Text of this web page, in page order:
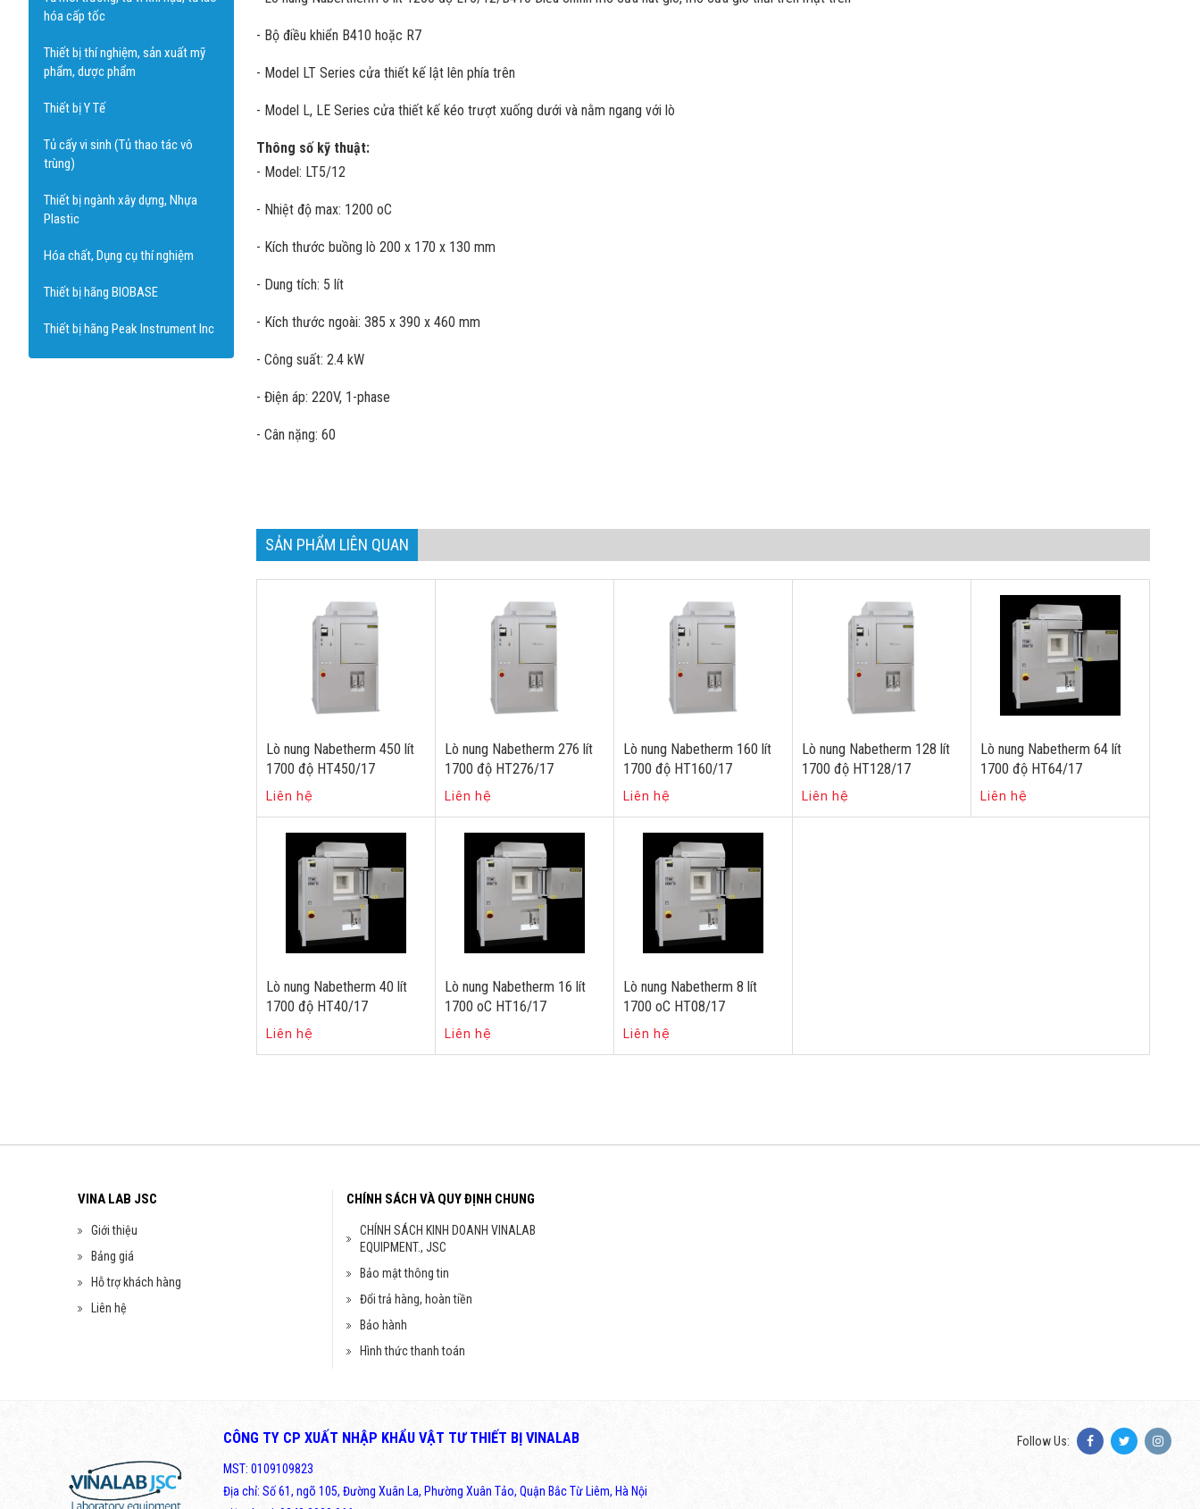
hóa cấp tốc
Thiết bị thí nghiệm, sản xuất mỹ
phẩm, dược phẩm
Thiết bị Y Tế
Tủ cấy vi sinh (Tủ thao tác vô
trùng)
Thiết bị ngành xây dựng, Nhựa
Plastic
Hóa chất, Dụng cụ thí nghiệm
Thiết bị hãng BIOBASE
Thiết bị hãng Peak Instrument Inc
- Bộ điều khiển B410 hoặc R7
- Model LT Series cửa thiết kế lật lên phía trên
- Model L, LE Series cửa thiết kế kéo trượt xuống dưới và nằm ngang với lò
Thông số kỹ thuật:
- Model: LT5/12
- Nhiệt độ max: 1200 oC
- Kích thước buồng lò 200 x 170 x 130 mm
- Dung tích: 5 lít
- Kích thước ngoài: 385 x 390 x 460 mm
- Công suất: 2.4 kW
- Điện áp: 220V, 1-phase
- Cân nặng: 60
SẢN PHẨM LIÊN QUAN
Lò nung Nabetherm 450 lít
1700 độ HT450/17
Liên hệ
Lò nung Nabetherm 276 lít
1700 độ HT276/17
Liên hệ
Lò nung Nabetherm 160 lít
1700 độ HT160/17
Liên hệ
Lò nung Nabetherm 128 lít
1700 độ HT128/17
Liên hệ
Lò nung Nabetherm 64 lít
1700 độ HT64/17
Liên hệ
Lò nung Nabetherm 40 lít
1700 độ HT40/17
Liên hệ
Lò nung Nabetherm 16 lít
1700 oC HT16/17
Liên hệ
Lò nung Nabetherm 8 lít
1700 oC HT08/17
Liên hệ
VINA LAB JSC
Giới thiệu
Bảng giá
Hỗ trợ khách hàng
Liên hệ
CHÍNH SÁCH VÀ QUY ĐỊNH CHUNG
CHÍNH SÁCH KINH DOANH VINALAB
EQUIPMENT., JSC
Bảo mật thông tin
Đổi trả hàng, hoàn tiền
Bảo hành
Hình thức thanh toán
CÔNG TY CP XUẤT NHẬP KHẨU VẬT TƯ THIẾT BỊ VINALAB
MST: 0109109823
Địa chỉ: Số 61, ngõ 105, Đường Xuân La, Phường Xuân Tảo, Quận Bắc Từ Liêm, Hà Nội
Follow Us: